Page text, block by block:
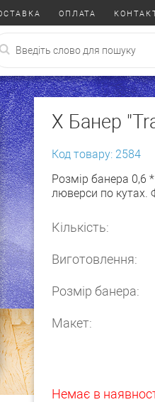
ОПЛАТА
X Банер
Код товару: 2584
Розмір банера 0,6
люверси по кутах.
Кількість:
Виготовлення:
Розмір банера:
Макет:
Немає в